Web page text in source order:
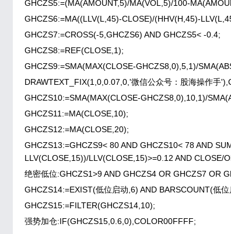
GHCZS5:=(MA(AMOUNT,5)/MA(VOL,5)/100-
GHCZS6:=MA((LLV(L,45)-CLOSE)/(HHV(H,45)-
GHCZS7:=CROSS(-5,GHCZS6) AND GHCZS5< -0.4;
GHCZS8:=REF(CLOSE,1);
GHCZS9:=SMA(MAX(CLOSE-GHCZS8,0),5,1)/
DRAWTEXT_FIX(1,0,0.07,0,'微信公众号：股海操作手
GHCZS10:=SMA(MAX(CLOSE-GHCZS8,0),10,1)/
GHCZS11:=MA(CLOSE,10);
GHCZS12:=MA(CLOSE,20);
GHCZS13:=GHCZS9< 80 AND GHCZS10< 78 AND
LLV(CLOSE,15))/LLV(CLOSE,15)>=0.12 AND CLOSE/
绝密低位:GHCZS1>9 AND GHCZS4 OR GHCZS7 OR
GHCZS14:=EXIST(低位启动,6) AND BARSCOUNT(低
GHCZS15:=FILTER(GHCZS14,10);
强势加仓:IF(GHCZS15,0.6,0),COLOR00FFFF;